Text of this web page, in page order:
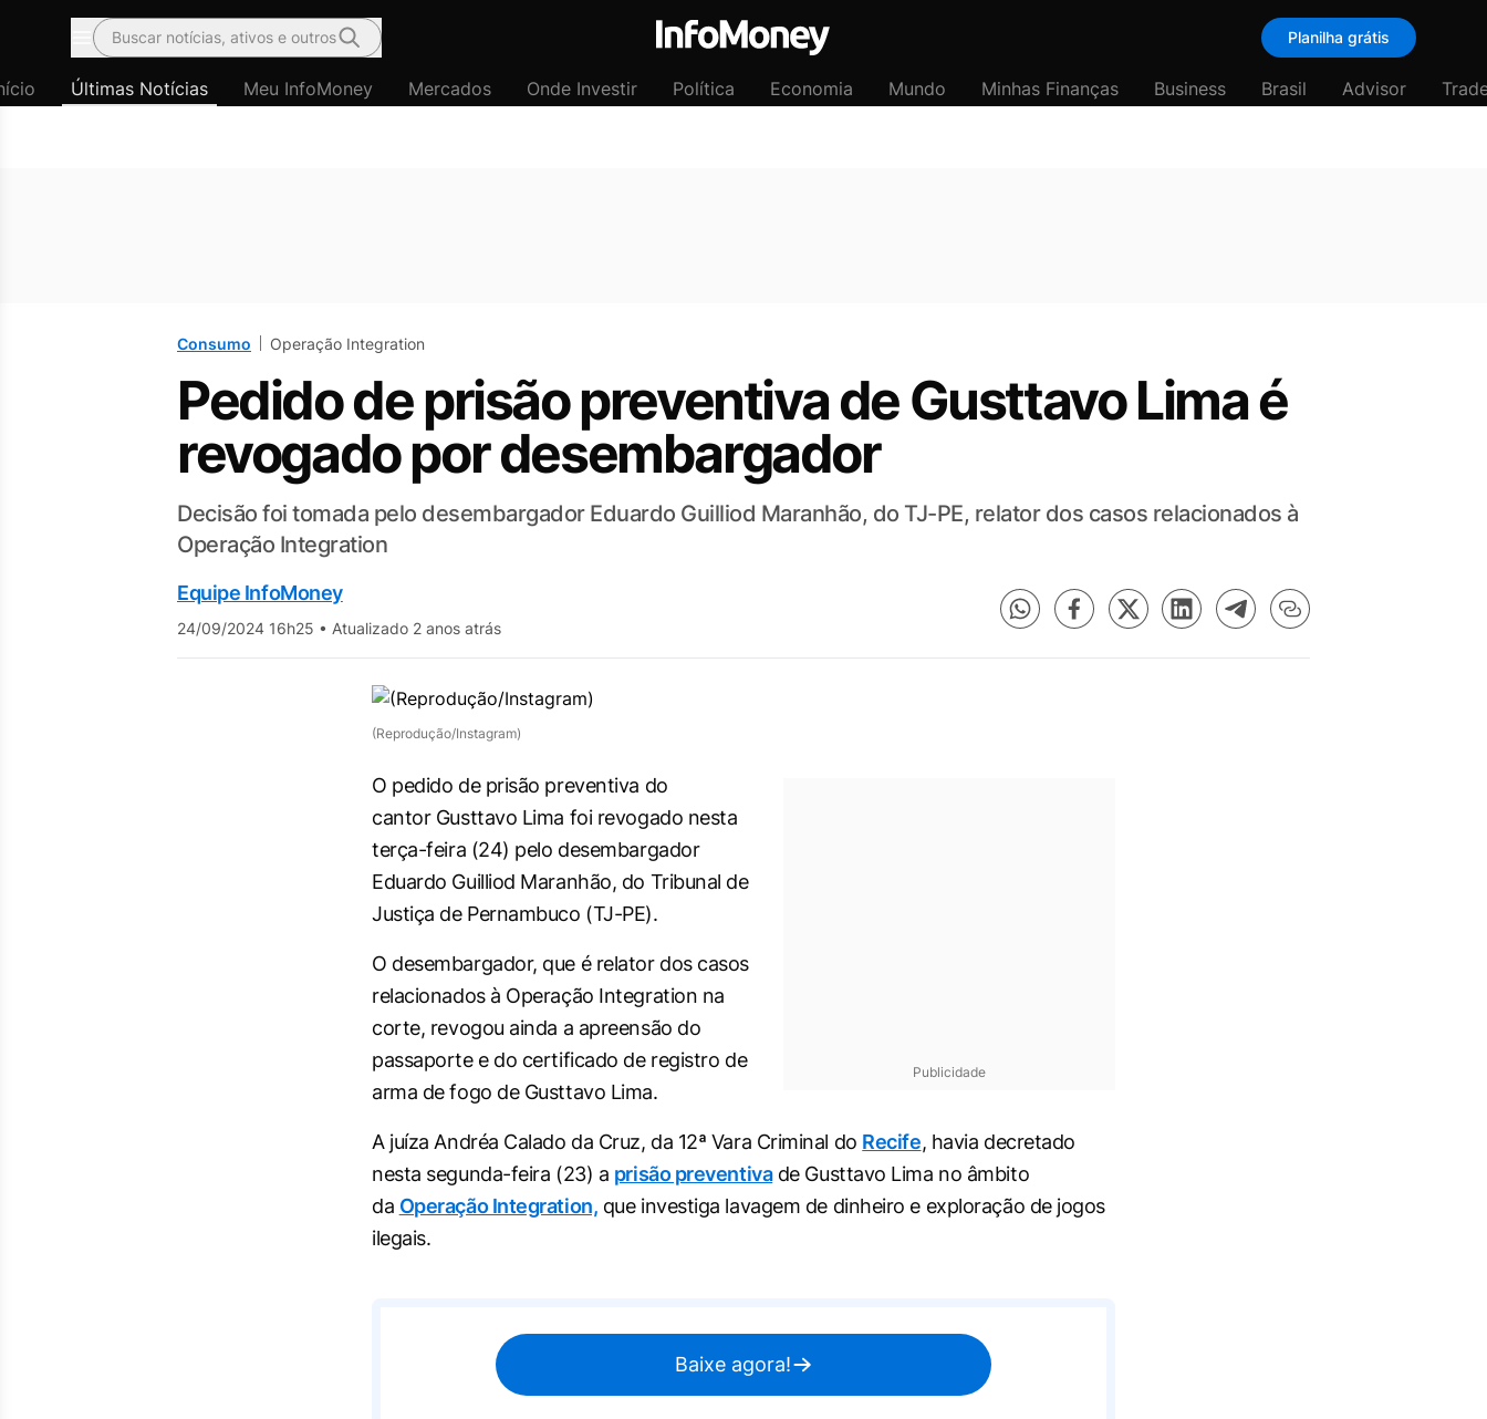
Menu
Buscar notícias, ativos e outros Planilha grátis
Últimas Notícias Meu InfoMoney Mercados Onde Investir Política Economia Mundo Minhas Finanças Business Brasil Advisor
Consumo Operação Integration
Pedido de prisão preventiva de Gusttavo Lima é
revogado por desembargador
Decisão foi tomada pelo desembargador Eduardo Guilliod Maranhão, do TJ-PE, relator dos casos relacionados à
Operação Integration
Equipe InfoMoney
24/09/2024 16h25 • Atualizado 2 anos atrás
(Reprodução/Instagram)
Publicidade
O pedido de prisão preventiva do
cantor Gusttavo Lima foi revogado nesta
terça-feira (24) pelo desembargador
Eduardo Guilliod Maranhão, do Tribunal de
Justiça de Pernambuco (TJ-PE).
O desembargador, que é relator dos casos
relacionados à Operação Integration na
corte, revogou ainda a apreensão do
passaporte e do certificado de registro de
arma de fogo de Gusttavo Lima.
A juíza Andréa Calado da Cruz, da 12ª Vara Criminal do Recife, havia decretado
nesta segunda-feira (23) a prisão preventivade Gusttavo Lima no âmbito
da Operação Integration, que investiga lavagem de dinheiro e exploração de jogos
ilegais.
Baixe agora!